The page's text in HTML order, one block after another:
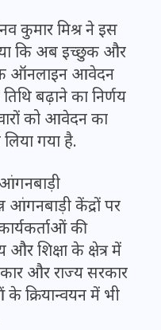
कुमार मिश्र ने इस
कि अब इच्छुक और
ऑनलाइन आवेदन
बढ़ाने का निर्णय
को आवेदन का
गया है.
आंगनबाड़ी केंद्रों पर
की
शिक्षा के क्षेत्र में
और राज्य सरकार
के क्रियान्वयन में भी